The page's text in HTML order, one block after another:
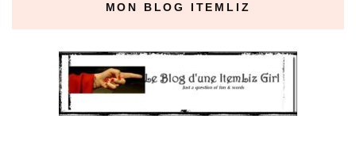
MON BLOG ITEMLIZ